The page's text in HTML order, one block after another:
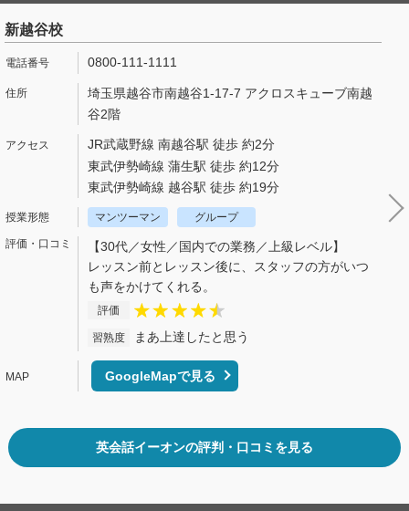
新越谷校
0800-111-1111
埼玉県越谷市南越谷1-17-7 アクロスキューブ南越
谷2階
JR武蔵野線 南越谷駅 徒歩 約2分
東武伊勢崎線 蒲生駅 徒歩 約12分
東武伊勢崎線 越谷駅 徒歩 約19分
マンツーマン グループ
【30代／女性／国内での業務／上級レベル】
レッスン前とレッスン後に、スタッフの方がいつ
も声をかけてくれる。
評価
習熟度 まあ上達したと思う
GoogleMapで見る
英会話イーオンの評判・口コミを見る